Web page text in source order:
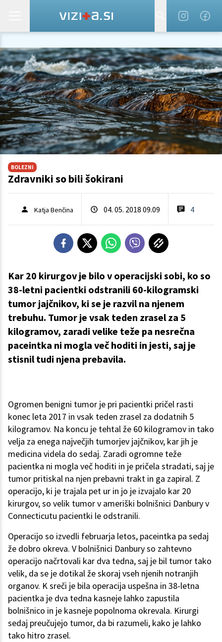
BOLEZNI
Zdravniki so bili šokirani
Katja Benčina 04. 05. 2018 09.09 4
Kar 20 kirurgov je bilo v operacijski sobi, ko so
38-letni pacientki odstranili 60-kilogramski
tumor jajčnikov, ki se je razvil na njenem
trebuhu. Tumor je vsak teden zrasel za 5
kilogramov, zaradi velike teže pa nesrečna
paceintka ni mogla več hoditi in jesti, saj je
stisnil tudi njena prebavila.
Ogromen benigni tumor je pri pacientki pričel rasti
konec leta 2017 in vsak teden zrasel za dodatnih 5
kilogramov. Na koncu je tehtal že 60 kilogramov in tako
velja za enega največjih tumorjev jajčnikov, kar jih je
medicina videla do sedaj. Zaradi ogromne teže
pacientka ni mogla več hoditi in je pričela stradati, saj je
tumor pritiskal na njen prebavni trakt in ga zapiral. Z
operacijo, ki je trajala pet ur in jo je izvajalo kar 20
kirurgov, so velik tumor v ameriški bolnišnici Danbury v
Connecticutu pacientki le odstranili.
Operacijo so izvedli februarja letos, paceintka pa sedaj
že dobro okreva. V bolnišnici Danbury so zahtevno
operacijo načrtovali kar dva tedna, saj je bil tumor tako
velik, da se je dotikal že skoraj vseh njenih notranjih
organov. K sreči je bila operacija uspešna in 38-letna
pacientka je dva tedna kasneje lahko zapustila
bolnišnico in je kasneje popolnoma okrevala. Kirurgi
sedaj preučujejo tumor, da bi razumeli, kako je lahko
tako hitro zrasel.